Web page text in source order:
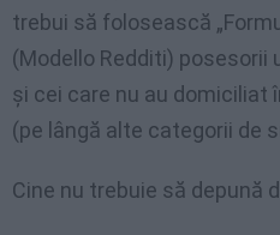
trebui să folosească
(Modello Redditi) posesorii
și cei care nu au domiciliat
(pe lângă alte categorii de
Cine nu trebuie să depună